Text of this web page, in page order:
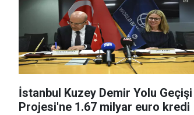
İstanbul Kuzey Demir Yolu Geçişi
Projesi'ne 1.67 milyar euro kredi